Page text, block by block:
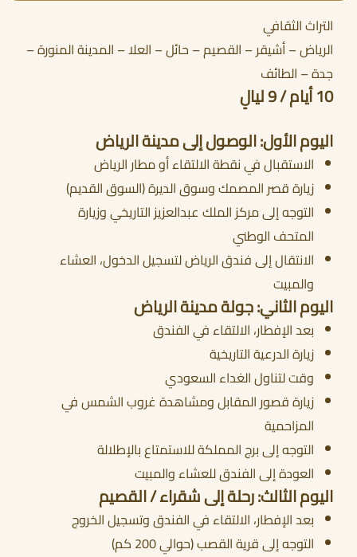
التراث الثقافي
الرياض – أشيقر – القصيم – حائل – العلا – المدينة المنورة –
جدة – الطائف
10 أيام / 9 ليالٍ
اليوم الأول: الوصول إلى مدينة الرياض
الاستقبال في نقطة الالتقاء أو مطار الرياض
زيارة قصر المصمك وسوق الديرة (السوق القديم)
التوجه إلى مركز الملك عبدالعزيز التاريخي وزيارة
المتحف الوطني
الانتقال إلى فندق الرياض لتسجيل الدخول، العشاء
والمبيت
اليوم الثاني: جولة مدينة الرياض
بعد الإفطار، الالتقاء في الفندق
زيارة الدرعية التاريخية
وقت لتناول الغداء السعودي
زيارة قصور المقابل ومشاهدة غروب الشمس في
المزاحمية
التوجه إلى برج المملكة للاستمتاع بالإطلالة
العودة إلى الفندق للعشاء والمبيت
اليوم الثالث: رحلة إلى شقراء / القصيم
بعد الإفطار، الالتقاء في الفندق وتسجيل الخروج
التوجه إلى قرية القصب (حوالي 200 كم)